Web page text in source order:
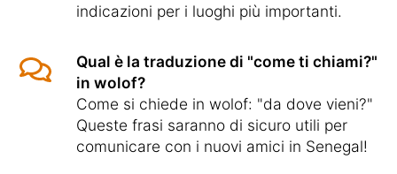
indicazioni per i luoghi più importanti.
Qual è la traduzione di "come ti chiami?"
in wolof?
Come si chiede in wolof: "da dove vieni?"
Queste frasi saranno di sicuro utili per
comunicare con i nuovi amici in Senegal!